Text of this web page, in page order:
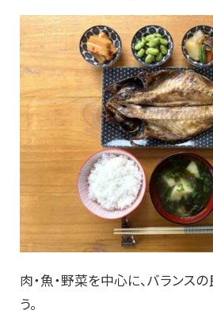
肉・魚・野菜を中心に、バランス
う。